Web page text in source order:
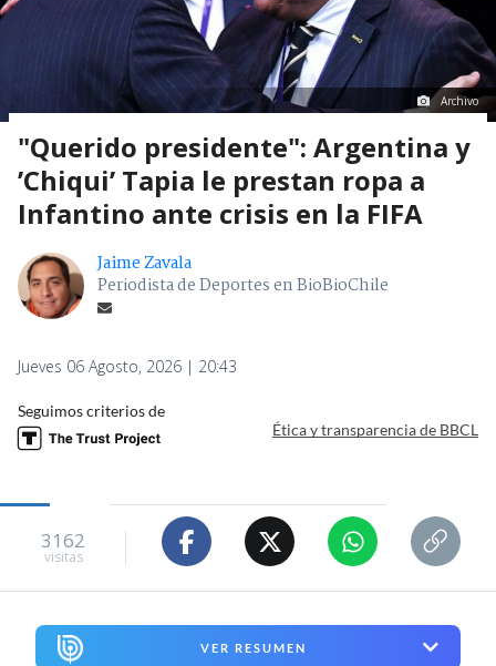
Archivo
"Querido presidente": Argentina y
’Chiqui’ Tapia le prestan ropa a
Infantino ante crisis en la FIFA
Jaime Zavala
Periodista de Deportes en BioBioChile
Jueves 06 Agosto, 2026 | 20:43
Seguimos criterios de
Ética y transparencia de BBCL
3162
visitas
VER RESUMEN